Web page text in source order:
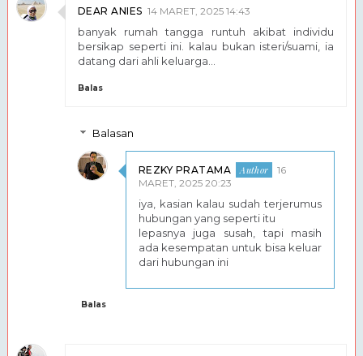
DEAR ANIES 14 MARET, 2025 14:43
banyak rumah tangga runtuh akibat individu
bersikap seperti ini. kalau bukan isteri/suami, ia
datang dari ahli keluarga...
Balas
Balasan
REZKY PRATAMA
16
MARET, 2025 20:23
iya, kasian kalau sudah terjerumus
hubungan yang seperti itu
lepasnya juga susah, tapi masih
ada kesempatan untuk bisa keluar
dari hubungan ini
Balas